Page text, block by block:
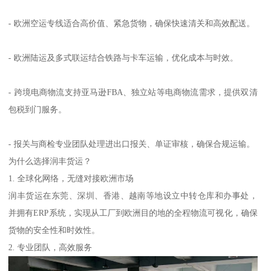
- 欧洲空运专线适合高价值、紧急货物，确保快速清关和高效配送。
- 欧洲陆运及多式联运结合铁路与卡车运输，优化成本与时效。
- 跨境电商物流支持亚马逊FBA、独立站等电商物流需求，提供双清
包税到门服务。
- 报关与商检专业团队处理进出口报关、单证审核，确保合规运输。
为什么选择润丰货运？
1. 全球化网络，无缝对接欧洲市场
润丰货运在东莞、深圳、香港、越南等地设立中转仓库和办事处，
并拥有ERP系统，实现从工厂到欧洲目的地的全程物流可视化，确保
货物的安全性和时效性。
2. 专业团队，高效服务